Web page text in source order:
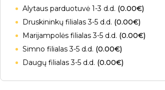
Alytaus parduotuvė 1-3 d.d. (0.00€)
Druskininkų filialas 3-5 d.d. (0.00€)
Marijampolės filialas 3-5 d.d. (0.00€)
Simno filialas 3-5 d.d. (0.00€)
Daugų filialas 3-5 d.d. (0.00€)